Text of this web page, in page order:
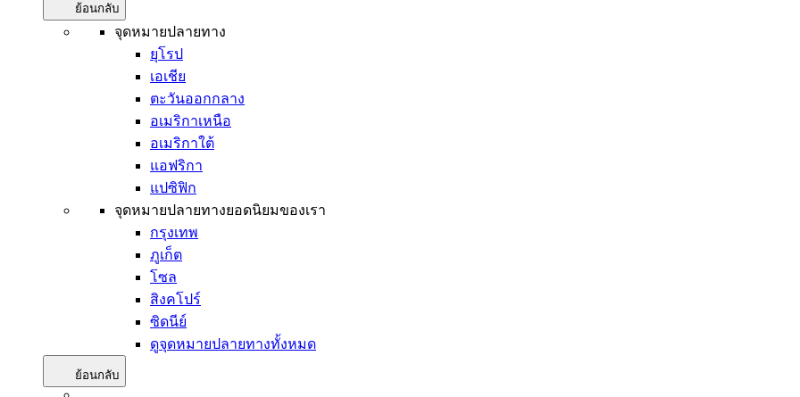
ย้อนกลับ
จุดหมายปลายทาง
ยุโรป
เอเชีย
ตะวันออกกลาง
อเมริกาเหนือ
อเมริกาใต้
แอฟริกา
แปซิฟิก
จุดหมายปลายทางยอดนิยมของเรา
กรุงเทพ
ภูเก็ต
โซล
สิงคโปร์
ซิดนีย์
ดูจุดหมายปลายทางทั้งหมด
ย้อนกลับ